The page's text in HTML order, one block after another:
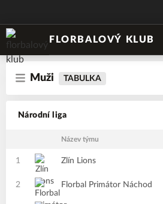
FLORBALOVÝ KLUB
Muži TABULKA
Národní liga
Název týmu
1 Zlín Lions
2 Florbal Primátor Náchod